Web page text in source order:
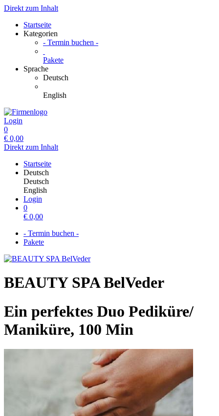
Direkt zum Inhalt
Startseite
Kategorien
- Termin buchen -
Pakete
Sprache
Deutsch
English
Login
0
€ 0,00
Direkt zum Inhalt
Startseite
Deutsch
Deutsch
English
Login
0
€ 0,00
- Termin buchen -
Pakete
BEAUTY SPA BelVeder
Ein perfektes Duo Pediküre/
Maniküre, 100 Min